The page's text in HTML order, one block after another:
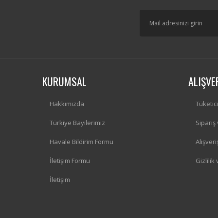
KURUMSAL
Hakkımızda
Türkiye Bayilerimiz
Havale Bildirim Formu
İletişim Formu
İletişim
Sipariş
Gizlilik